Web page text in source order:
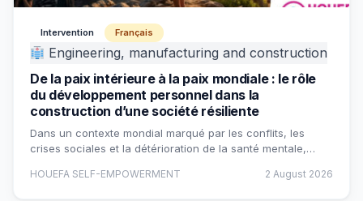
Intervention Français
Engineering, manufacturing and construction
De la paix intérieure à la paix mondiale : le rôle
du développement personnel dans la
construction d’une société résiliente
Dans un contexte mondial marqué par les conflits, les
crises sociales et la détérioration de la santé mentale,…
HOUEFA SELF-EMPOWERMENT 2 August 2026